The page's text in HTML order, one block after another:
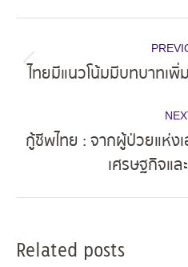
navigation
ไทยมีแนวโน้มมีบทบาทเพิ่
กู้ชีพไทย : จากผู้ป่วยแห่ง
เศรษฐกิจแล
Related posts